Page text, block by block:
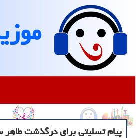
پیام تسلیتی برای درگذشت طاهر